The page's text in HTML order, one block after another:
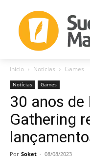
Início Notícias Games
Notícias Games
30 anos
Gathering
Por Soket - 08/08/2023